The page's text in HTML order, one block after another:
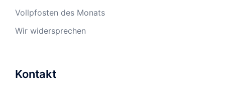
Vollpfosten des Monats
Wir widersprechen
Kontakt